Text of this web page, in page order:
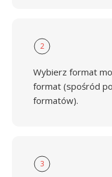
2
Wybierz format
format (spośród
formatów).
3